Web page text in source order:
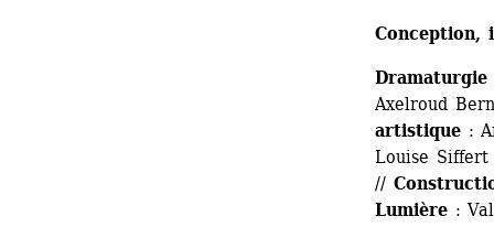
Conception,
Dramaturgie
Axelroud
artistique :
Louise
//
Lumière :